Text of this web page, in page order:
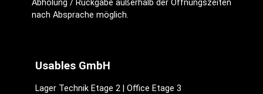
Abholung / Rückgabe außerhalb der Öffnungszeiten
nach Absprache möglich.
Usables GmbH
Lager Technik Etage 2 | Office Etage 3